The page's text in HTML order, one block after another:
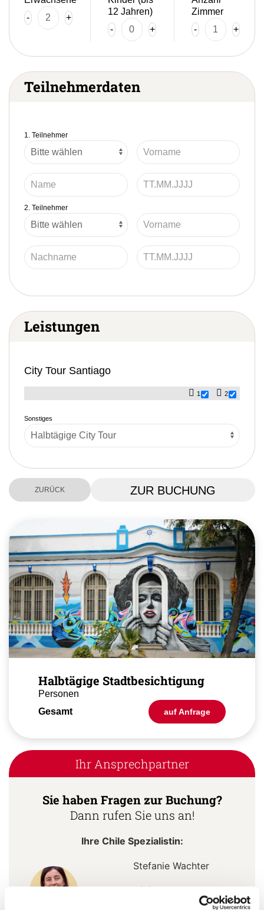
-
+
12 Jahren)
-
+
Zimmer
-
+
Teilnehmerdaten
1. Teilnehmer
2. Teilnehmer
Leistungen
City Tour Santiago
1 2
Sonstiges
ZURÜCK ZUR BUCHUNG
Halbtägige Stadtbesichtigung
Personen
Gesamt
auf Anfrage
Ihr Ansprechpartner
Sie haben Fragen zur Buchung?
Dann rufen Sie uns an!
Ihre Chile Spezialistin:
Stefanie Wachter
+49 (0)761 / 21 16 99-3